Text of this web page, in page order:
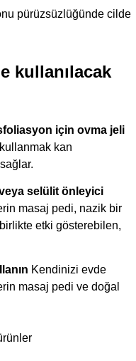
pürüzsüzlüğünde cilde
kullanılacak
için ovma jeli
kan
veya selülit önleyici
masaj pedi, nazik bir
etki gösterebilen,
Kendinizi evde
masaj pedi ve doğal